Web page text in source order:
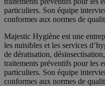
particuliers. Son équipe
conformes aux normes de
Majestic Hygiène est une
les nuisibles et les services
de dératisation,
traitements préventifs pour les
particuliers. Son équipe
conformes aux normes de